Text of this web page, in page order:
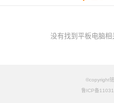
没有找到平板电脑相
©copyright
鲁ICP备